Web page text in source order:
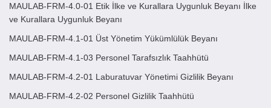
MAULAB-FRM-4.0-01 Etik İlke ve Kurallara Uygunluk Beyanı İlke
ve Kurallara Uygunluk Beyanı
MAULAB-FRM-4.1-01 Üst Yönetim Yükümlülük Beyanı
MAULAB-FRM-4.1-03 Personel Tarafsızlık Taahhütü
MAULAB-FRM-4.2-01 Laburatuvar Yönetimi Gizlilik Beyanı
MAULAB-FRM-4.2-02 Personel Gizlilik Taahhütü